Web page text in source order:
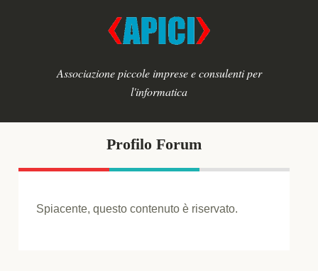
Associazione piccole imprese e consulenti per
l'informatica
Profilo Forum
Spiacente, questo contenuto è riservato.